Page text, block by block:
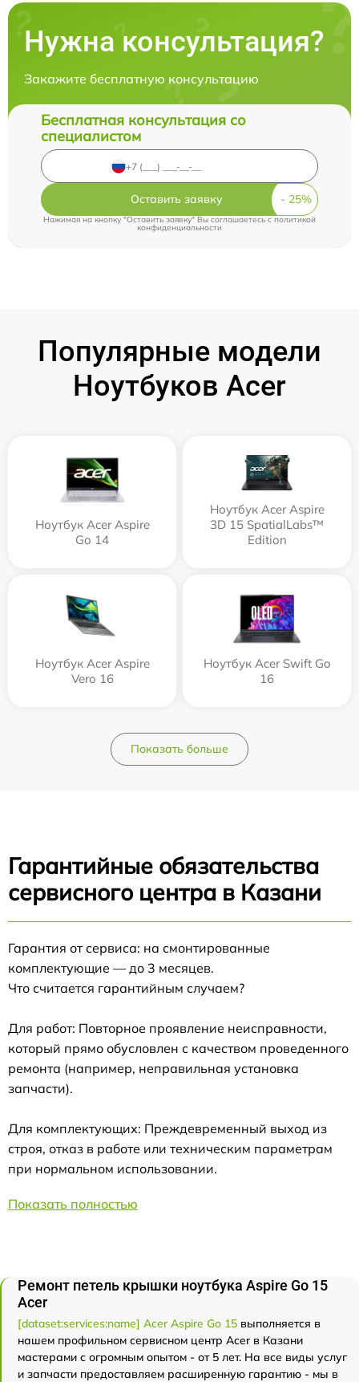
Нужна консультация?
Закажите бесплатную консультацию
Бесплатная консультация со
специалистом
Оставить заявку
Нажимая на кнопку "Оставить заявку" Вы соглашаетесь cполитикой
конфиденциальности
Популярные модели
Ноутбуков Acer
Ноутбук Acer Aspire
Go 14
Ноутбук Acer Aspire
3D 15 SpatialLabs™
Edition
Ноутбук Acer Aspire
Vero 16
Ноутбук Acer Swift Go
16
Показать больше
Гарантийные обязательства
сервисного центра в Казани
Гарантия от сервиса: на смонтированные
комплектующие — до 3 месяцев.
Что считается гарантийным случаем?
Для работ: Повторное проявление неисправности,
который прямо обусловлен с качеством проведенного
ремонта (например, неправильная установка
запчасти).
Для комплектующих: Преждевременный выход из
строя, отказ в работе или техническим параметрам
при нормальном использовании.
Показать полностью
Ремонт петель крышки ноутбука Aspire Go 15
Acer
[dataset:services:name] Acer Aspire Go 15 выполняется в
нашем профильном сервисном центр Acer в Казани
мастерами с огромным опытом - от 5 лет. На все виды услуг
и запчасти предоставляем расширенную гарантию - мы в